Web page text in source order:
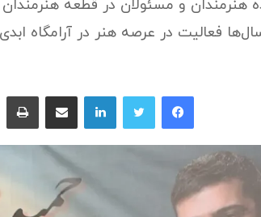
هنرمندان و مسئولان در قطعه
فعالیت در عرصه هنر در آرامگاه
فیسبوک لینکداین